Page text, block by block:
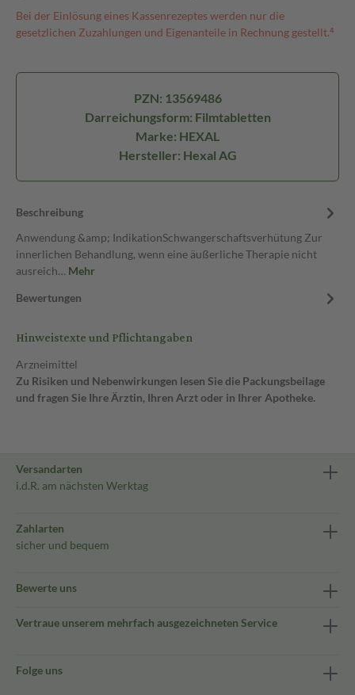
Bei der Einlösung eines Kassenrezeptes werden nur die
gesetzlichen Zuzahlungen und Eigenanteile in Rechnung gestellt.⁴
PZN: 13569486
Darreichungsform: Filmtabletten
Marke: HEXAL
Hersteller: Hexal AG
Beschreibung
Anwendung &amp; IndikationSchwangerschaftsverhütung Zur
innerlichen Behandlung, wenn eine äußerliche Therapie nicht
ausreich… Mehr
Bewertungen
Hinweistexte und Pflichtangaben
Arzneimittel
Zu Risiken und Nebenwirkungen lesen Sie die Packungsbeilage
und fragen Sie Ihre Ärztin, Ihren Arzt oder in Ihrer Apotheke.
Versandarten
i.d.R. am nächsten Werktag
Zahlarten
sicher und bequem
Bewerte uns
Vertraue unserem mehrfach ausgezeichneten Service
Folge uns